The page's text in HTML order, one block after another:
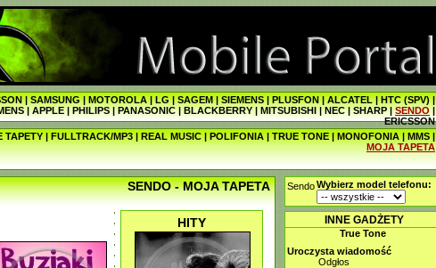
|SAMSUNG|MOTOROLA|LG|SAGEM|SIEMENS|PLUSFON|ALCATEL|HTC (SPV)|
|APPLE|PHILIPS|PANASONIC|BLACKBERRY|MITSUBISHI|NEC|SHARP|SENDO|
ERICSSON
TAPETY|FULLTRACK/MP3|REAL MUSIC|POLIFONIA|TRUE TONE|MONOFONIA|MMS|
MOJA TAPETA
SENDO - MOJA TAPETA
HITY
Wybierz model telefonu:
Sendo
INNE GADŻETY
True Tone
Uroczysta wiadomość
Odgłos